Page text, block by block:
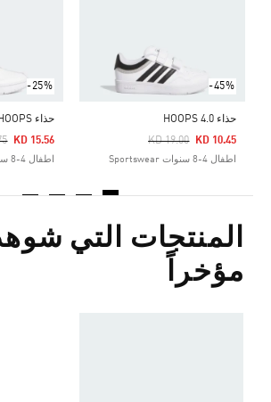
-45%
حذاء HOOPS 4.0
Price Reduced From
KD 19.00
To KD 10.45
اطفال 4-8 سنوات Sportswear
-25%
حذاء HOOPS
KD 15.56
اطفال 4-8 سنوات Sportswear
المنتجات التي
مؤخراً